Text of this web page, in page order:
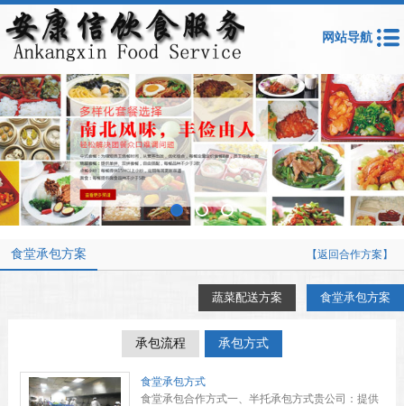
网站导航
食堂承包方案 【返回合作方案】
蔬菜配送方案 食堂承包方案
承包流程 承包方式
食堂承包方式
食堂承包合作方式一、半托承包方式贵公司：提供